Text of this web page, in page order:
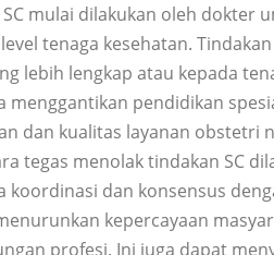
SC mulai dilakukan oleh dokter
tenaga kesehatan.
lebih lengkap atau kepada
pendidikan
dan kualitas layanan obstetri
tegas menolak tindakan SC
dan konsensus
kepercayaan
profesi. Ini juga dapat